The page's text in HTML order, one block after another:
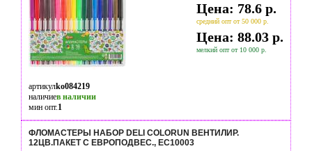
Цена: 78.6 р.
средний опт от 50 000 р.
Цена: 88.03 р.
мелкий опт от 10 000 р.
артикулko084219
наличиев наличии
мин опт.1
ФЛОМАСТЕРЫ НАБОР DELI COLORUN ВЕНТИЛИР.
12ЦВ.ПАКЕТ С ЕВРОПОДВЕС., EC10003